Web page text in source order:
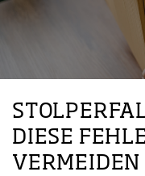
DIESE
VERMEIDEN